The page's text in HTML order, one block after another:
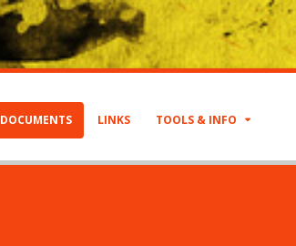
DOCUMENTS LINKS TOOLS & INFO